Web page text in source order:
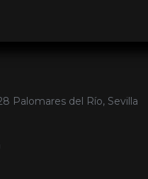
Palomares del Río, Sevilla